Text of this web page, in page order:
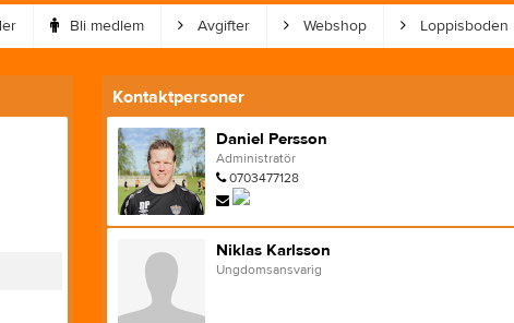
Bli medlem Avgifter Webshop Loppisboden
Kontaktpersoner
Daniel Persson
Administratör
0703477128
Niklas Karlsson
Ungdomsansvarig